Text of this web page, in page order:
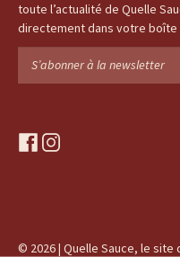
toute l’actualité de Quelle
directement dans votre boîte
f
© 2026 | Quelle Sauce, le